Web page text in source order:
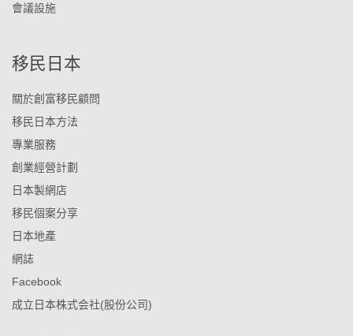
會議設施
移民日本
關於創富移民顧問
移民日本方法
專業服務
創業經營計劃
日本製網店
移民個案分享
日本地產
網誌
Facebook
成立日本株式会社(股份公司)